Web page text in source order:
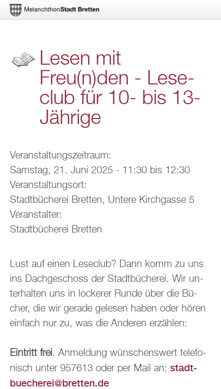
rekt
zum
In­
Lesen mit
Freu(n)den - Le­se­
club für 10- bis 13-
Jäh­ri­ge
Ver­an­stal­tungs­zeit­raum:
Sams­tag, 21. Juni 2025 - 11:30 bis 12:30
Ver­an­stal­tungs­ort:
Stadt­bü­che­rei Brett­en, Un­te­re Kirch­gas­se 5
Ver­an­stal­ter:
Stadt­bü­che­rei Brett­en
Lust auf einen Le­se­club? Dann komm zu uns
ins Dach­ge­schoss der Stadt­bü­che­rei. Wir un­
ter­hal­ten uns in lo­cke­rer Runde über die Bü­
cher, die wir ge­ra­de ge­le­sen haben oder hören
ein­fach nur zu, was die An­de­ren er­zäh­len:
Ein­tritt frei. An­mel­dung wün­schens­wert te­le­fo­
nisch unter 957613 oder per Mail an: stadt­
bue­che­rei@​bretten.​de